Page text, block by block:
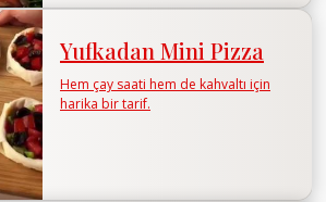
Yufkadan Mini Pizza
Hem çay saati hem de kahvaltı için
harika bir tarif.